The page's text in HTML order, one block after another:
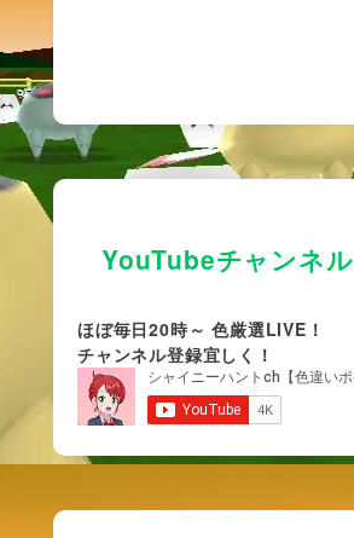
YouTubeチャンネル
ほぼ毎日20時～ 色厳選LIVE！
チャンネル登録宜しく！